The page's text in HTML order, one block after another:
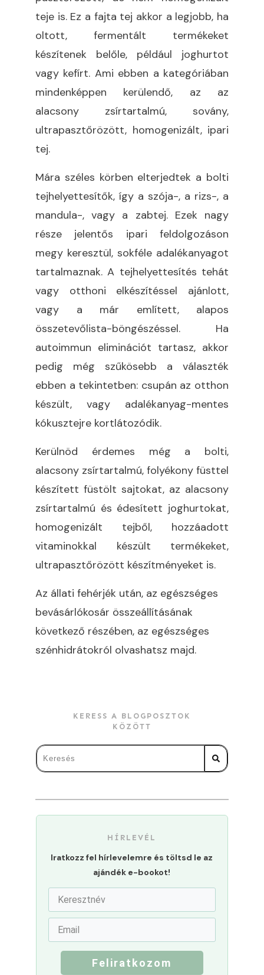
teje is. Ez a fajta tej akkor a legjobb, ha
oltott, fermentált termékeket
készítenek belőle, például joghurtot
vagy kefírt. Ami ebben a kategóriában
mindenképpen kerülendő, az az
alacsony zsírtartalmú, sovány,
ultrapasztőrözött, homogenizált, ipari
tej.
Mára széles körben elterjedtek a bolti
tejhelyettesítők, így a szója-, a rizs-, a
mandula-, vagy a zabtej. Ezek nagy
része jelentős ipari feldolgozáson
megy keresztül, sokféle adalékanyagot
tartalmaznak. A tejhelyettesítés tehát
vagy otthoni elkészítéssel ajánlott,
vagy a már említett, alapos
összetevőlista-böngészéssel. Ha
autoimmun eliminációt tartasz, akkor
pedig még szűkösebb a választék
ebben a tekintetben: csupán az otthon
készült, vagy adalékanyag-mentes
kókusztejre kortlátozódik.
Kerülnöd érdemes még a bolti,
alacsony zsírtartalmú, folyékony füsttel
készített füstölt sajtokat, az alacsony
zsírtartalmú és édesített joghurtokat,
homogenizált tejből, hozzáadott
vitaminokkal készült termékeket,
ultrapasztőrözött készítményeket is.
Az állati fehérjék után, az egészséges
bevásárlókosár összeállításának
következő részében, az egészséges
szénhidrátokról olvashatsz majd.
KERESS A BLOGPOSZTOK
KÖZÖTT
HÍRLEVÉL
Iratkozz fel hírlevelemre és töltsd le az
ajándék e-bookot!
Feliratkozom